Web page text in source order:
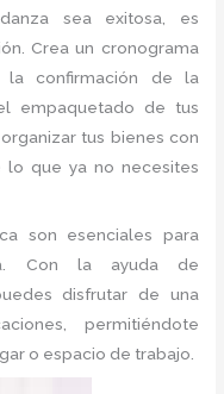
sea exitosa, es
Crea un cronograma
la confirmación de la
empaquetado de tus
tus bienes con
lo que ya no necesites
son esenciales para
Con la ayuda de
disfrutar de una
permitiéndote
o espacio de trabajo.